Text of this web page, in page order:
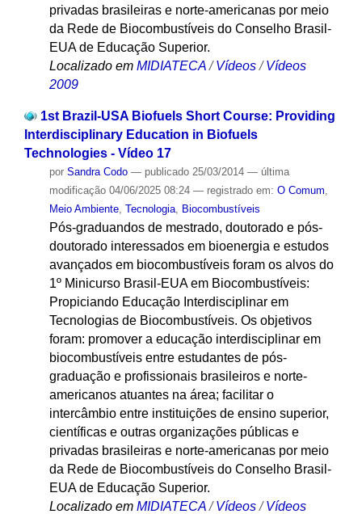
privadas brasileiras e norte-americanas por meio
da Rede de Biocombustíveis do Conselho Brasil-
EUA de Educação Superior.
Localizado em MIDIATECA /Vídeos /Vídeos
2009
1st Brazil-USA Biofuels Short Course: Providing
Interdisciplinary Education in Biofuels
Technologies - Vídeo 17
por Sandra Codo — publicado25/03/2014 — última
modificação04/06/2025 08:24 — registrado em: O Comum
Meio Ambiente, Tecnologia, Biocombustíveis
Pós-graduandos de mestrado, doutorado e pós-
doutorado interessados em bioenergia e estudos
avançados em biocombustíveis foram os alvos do
1º Minicurso Brasil-EUA em Biocombustíveis:
Propiciando Educação Interdisciplinar em
Tecnologias de Biocombustíveis. Os objetivos
foram: promover a educação interdisciplinar em
biocombustíveis entre estudantes de pós-
graduação e profissionais brasileiros e norte-
americanos atuantes na área; facilitar o
intercâmbio entre instituições de ensino superior,
científicas e outras organizações públicas e
privadas brasileiras e norte-americanas por meio
da Rede de Biocombustíveis do Conselho Brasil-
EUA de Educação Superior.
Localizado em MIDIATECA /Vídeos /Vídeos